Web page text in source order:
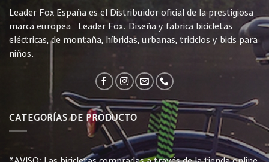
Leader Fox España es el Distribuidor oficial de la prestigiosa
marca europea Leader Fox. Diseña y fabrica bicicletas
eléctricas, de montaña, híbridas, urbanas, triciclos y bicis para
niños.
CATEGORÍAS DE PRODUCTO